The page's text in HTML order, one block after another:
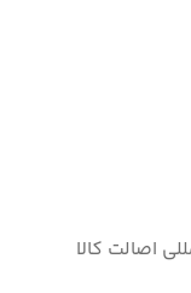
اصالت کالا